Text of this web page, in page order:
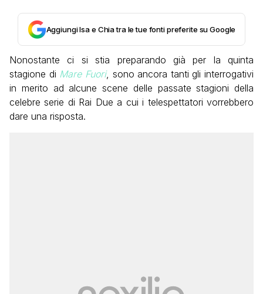
Aggiungi Isa e Chia tra le tue fonti preferite su Google
Nonostante ci si stia preparando già per la quinta
stagione di Mare Fuori, sono ancora tanti gli interrogativi
in merito ad alcune scene delle passate stagioni della
celebre serie di Rai Due a cui i telespettatori vorrebbero
dare una risposta.